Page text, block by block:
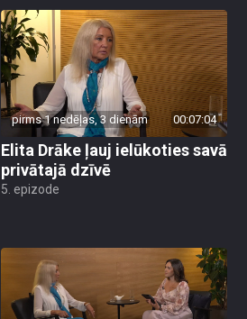
pirms 1 nedēļas, 3 dienām 00:07:04
Elita Drāke ļauj ielūkoties savā
privātajā dzīvē
5. epizode